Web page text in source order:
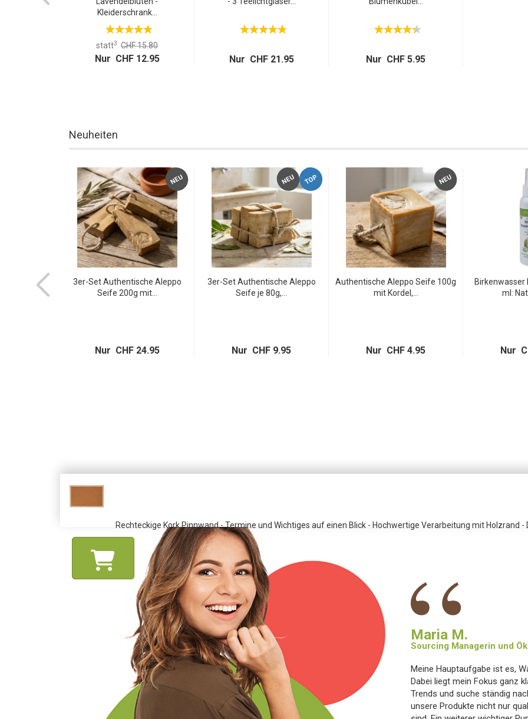
Kleiderschrank...
statt3 CHF 15.80
Nur CHF 12.95 Nur CHF 21.95 Nur CHF 5.95
Neuheiten
Handschuh
NEU
3er-Set Authentische Aleppo
Seife 200g mit...
Nur CHF 24.95
NEU TOP
3er-Set Authentische Aleppo
Seife je 80g,...
Nur CHF 9.95
NEU
Authentische Aleppo Seife 100g
mit Kordel,...
Nur CHF 4.95
Birkenwasser
ml:
Nur
Rechteckige Kork Pinnwand - Termine und Wichtiges auf einen Blick - Hochwertige Verarbeitung mit Holzrand
“
Maria M.
Sourcing Managerin und
Meine Hauptaufgabe ist es,
Dabei liegt mein Fokus ganz
Trends und suche ständig
unsere Produkte nicht nur